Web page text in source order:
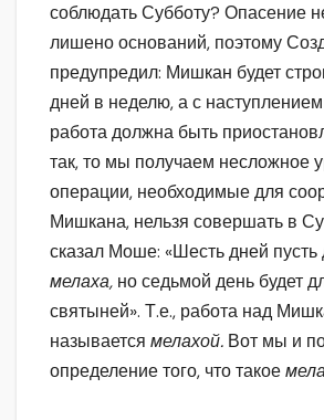
соблюдать Субботу? Опасение
лишено оснований, поэтому
предупредил: Мишкан будет
дней в неделю, а с
работа должна быть
так, то мы получаем несложное
операции, необходимые для
Мишкана, нельзя совершать в
сказал Моше: «Шесть дней пусть
мелаха, но седьмой день будет
святыней». Т.е., работа над
называется мелахой. Вот мы и
определение того, что такое